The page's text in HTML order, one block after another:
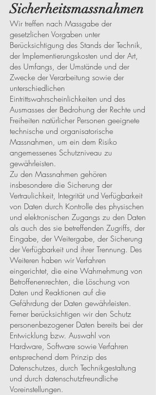
Sicherheitsmassnahmen
Wir treffen nach Massgabe der
gesetzlichen Vorgaben unter
Berücksichtigung des Stands der Technik,
der Implementierungskosten und der Art,
des Umfangs, der Umstände und der
Zwecke der Verarbeitung sowie der
unterschiedlichen
Eintrittswahrscheinlichkeiten und des
Ausmasses der Bedrohung der Rechte und
Freiheiten natürlicher Personen geeignete
technische und organisatorische
Massnahmen, um ein dem Risiko
angemessenes Schutzniveau zu
gewährleisten.
Zu den Massnahmen gehören
insbesondere die Sicherung der
Vertraulichkeit, Integrität und Verfügbarkeit
von Daten durch Kontrolle des physischen
und elektronischen Zugangs zu den Daten
als auch des sie betreffenden Zugriffs, der
Eingabe, der Weitergabe, der Sicherung
der Verfügbarkeit und ihrer Trennung. Des
Weiteren haben wir Verfahren
eingerichtet, die eine Wahrnehmung von
Betroffenenrechten, die Löschung von
Daten und Reaktionen auf die
Gefährdung der Daten gewährleisten.
Ferner berücksichtigen wir den Schutz
personenbezogener Daten bereits bei der
Entwicklung bzw. Auswahl von
Hardware, Software sowie Verfahren
entsprechend dem Prinzip des
Datenschutzes, durch Technikgestaltung
und durch datenschutzfreundliche
Voreinstellungen.